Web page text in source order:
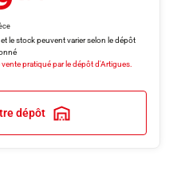
et le stock peuvent varier selon le dépôt
vente pratiqué par le dépôt d'Artigues.
dépôt